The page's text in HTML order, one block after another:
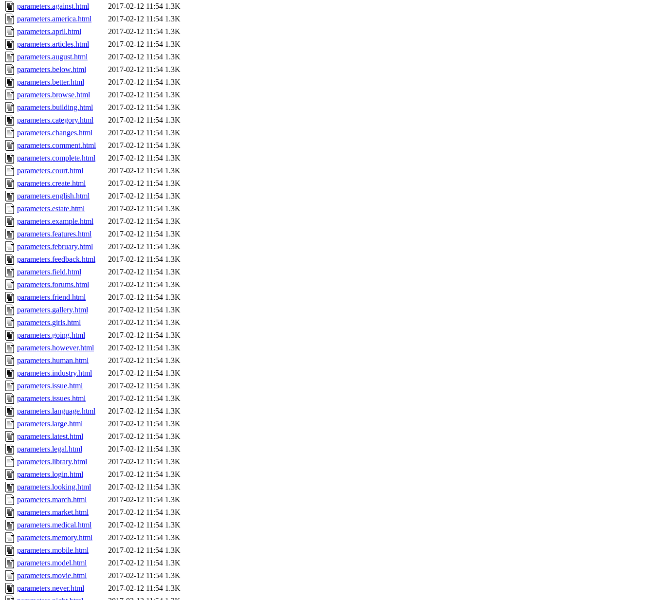
parameters.against.html
2017-02-12 11:54 1.3K
parameters.america.html
2017-02-12 11:54 1.3K
parameters.april.html
2017-02-12 11:54 1.3K
parameters.articles.html
2017-02-12 11:54 1.3K
parameters.august.html
2017-02-12 11:54 1.3K
parameters.below.html
2017-02-12 11:54 1.3K
parameters.better.html
2017-02-12 11:54 1.3K
parameters.browse.html
2017-02-12 11:54 1.3K
parameters.building.html
2017-02-12 11:54 1.3K
parameters.category.html
2017-02-12 11:54 1.3K
parameters.changes.html
2017-02-12 11:54 1.3K
parameters.comment.html
2017-02-12 11:54 1.3K
parameters.complete.html
2017-02-12 11:54 1.3K
parameters.court.html
2017-02-12 11:54 1.3K
parameters.create.html
2017-02-12 11:54 1.3K
parameters.english.html
2017-02-12 11:54 1.3K
parameters.estate.html
2017-02-12 11:54 1.3K
parameters.example.html
2017-02-12 11:54 1.3K
parameters.features.html
2017-02-12 11:54 1.3K
parameters.february.html
2017-02-12 11:54 1.3K
parameters.feedback.html
2017-02-12 11:54 1.3K
parameters.field.html
2017-02-12 11:54 1.3K
parameters.forums.html
2017-02-12 11:54 1.3K
parameters.friend.html
2017-02-12 11:54 1.3K
parameters.gallery.html
2017-02-12 11:54 1.3K
parameters.girls.html
2017-02-12 11:54 1.3K
parameters.going.html
2017-02-12 11:54 1.3K
parameters.however.html
2017-02-12 11:54 1.3K
parameters.human.html
2017-02-12 11:54 1.3K
parameters.industry.html
2017-02-12 11:54 1.3K
parameters.issue.html
2017-02-12 11:54 1.3K
parameters.issues.html
2017-02-12 11:54 1.3K
parameters.language.html
2017-02-12 11:54 1.3K
parameters.large.html
2017-02-12 11:54 1.3K
parameters.latest.html
2017-02-12 11:54 1.3K
parameters.legal.html
2017-02-12 11:54 1.3K
parameters.library.html
2017-02-12 11:54 1.3K
parameters.login.html
2017-02-12 11:54 1.3K
parameters.looking.html
2017-02-12 11:54 1.3K
parameters.march.html
2017-02-12 11:54 1.3K
parameters.market.html
2017-02-12 11:54 1.3K
parameters.medical.html
2017-02-12 11:54 1.3K
parameters.memory.html
2017-02-12 11:54 1.3K
parameters.mobile.html
2017-02-12 11:54 1.3K
parameters.model.html
2017-02-12 11:54 1.3K
parameters.movie.html
2017-02-12 11:54 1.3K
parameters.never.html
2017-02-12 11:54 1.3K